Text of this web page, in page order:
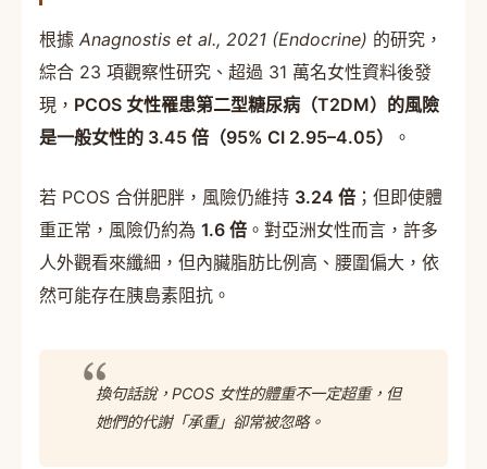
根據 Anagnostis et al., 2021 (Endocrine) 的研究，
綜合 23 項觀察性研究、超過 31 萬名女性資料後發
現， PCOS 女性罹患第二型糖尿病（T2DM）的風險
是一般女性的 3.45 倍（95% CI 2.95–4.05）
。
若 PCOS 合併肥胖，風險仍維持 3.24 倍 ；但即使體
重正常，風險仍約為 1.6 倍 。對亞洲女性而言，許多
人外觀看來纖細，但內臟脂肪比例高、腰圍偏大，依
然可能存在胰島素阻抗。
換句話說，PCOS 女性的體重不一定超重，但
她們的代謝「承重」卻常被忽略。